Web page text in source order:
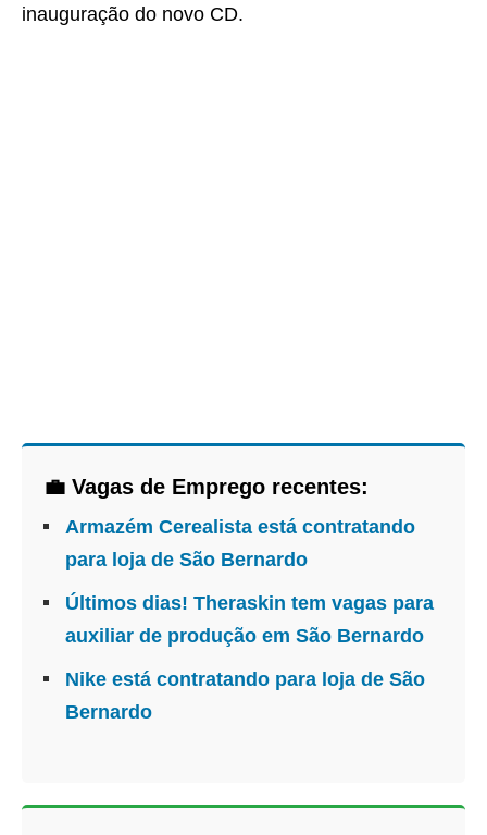
inauguração do novo CD.
💼 Vagas de Emprego recentes:
Armazém Cerealista está contratando
para loja de São Bernardo
Últimos dias! Theraskin tem vagas para
auxiliar de produção em São Bernardo
Nike está contratando para loja de São
Bernardo